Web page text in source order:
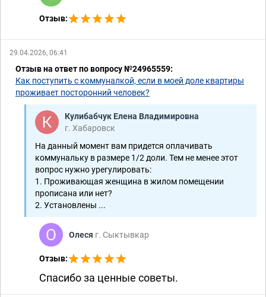
Отзыв:
29.04.2026, 06:41
Отзыв на ответ по вопросу №24965559:
Как поступить с коммуналкой, если в моей доле квартиры
проживает посторонний человек?
Кулибабчук Елена Владимировна
г. Хабаровск
На данный момент вам придется оплачивать
коммунальку в размере 1/2 доли. Тем не менее этот
вопрос нужно урегулировать:
1. Проживающая женщина в жилом помещении
прописана или нет?
2. Установлены ...
Олеся г. Сыктывкар
Отзыв:
Спасибо за ценные советы.